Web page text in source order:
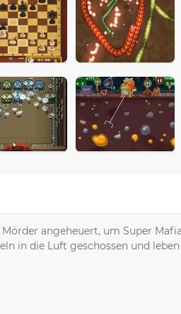
angeheuert, um Super
in die Luft geschossen und